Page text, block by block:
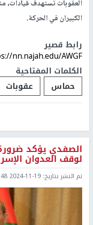
العقوبات تستهدف قيادات،
الكبيران في الحركة.
رابط قصير
nn.najah.edu/AWGF/
الكلمات المفتاحية
حماس
عقوبات
الصفدي يؤكد
لوقف العدوان
تم النشر بتاريخ: 2024-11-19 18:48